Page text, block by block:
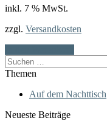
inkl. 7 % MwSt.
zzgl. Versandkosten
Search
for:
Themen
Auf dem Nachttisch
Neueste Beiträge